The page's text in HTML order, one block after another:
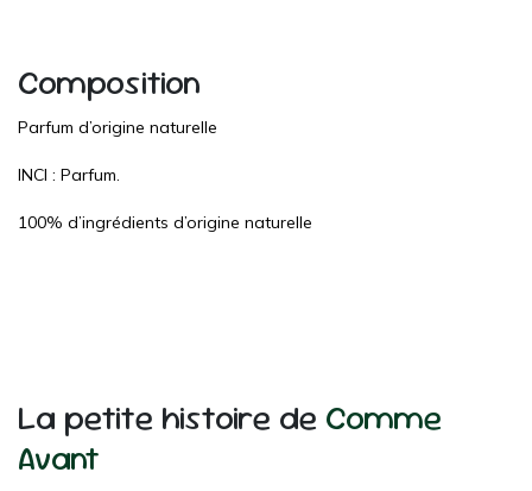
Composition
Parfum d’origine naturelle
INCI : Parfum.
100% d’ingrédients d’origine naturelle
La petite histoire de Comme
Avant